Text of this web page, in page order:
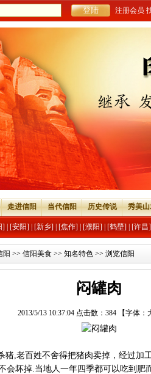
注册会员
走进信阳 当代信阳 历史传说 秀美
] [安阳] [新乡] [焦作] [濮阳] [鹤壁] [许昌]
阳 >> 信阳美食 >> 知名特色 >> 浏览信阳
闷罐肉
2013/5/13 10:37:04 点击数：384 【字体：
,老百姓不舍得把猪肉卖掉，经过加
会坏掉.当地人一年四季都可以吃到肥